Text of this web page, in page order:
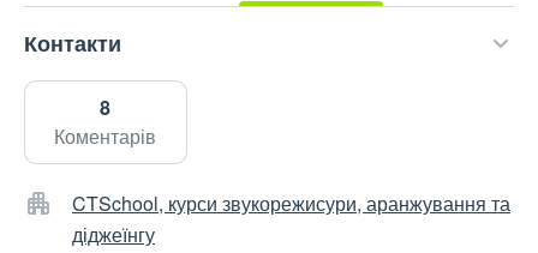
Контакти
8
Коментарів
CTSchool, курси звукорежисури, аранжування та
діджеїнгу